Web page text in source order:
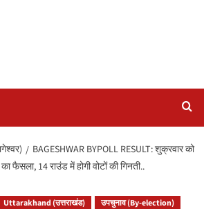
BAGESHWAR BYPOLL RESULT: शुक्रवार को
का फैसला, 14 राउंड में होगी वोटों की गिनती..
Uttarakhand (उत्तराखंड) उपचुनाव (By-election)